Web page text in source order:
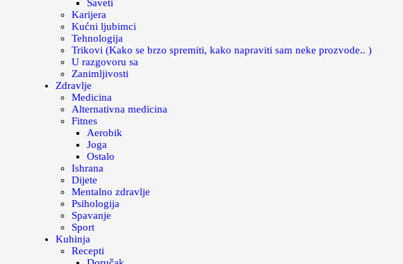
Saveti
Karijera
Kućni ljubimci
Tehnologija
Trikovi (Kako se brzo spremiti, kako napraviti sam neke prozvode.. )
U razgovoru sa
Zanimljivosti
Zdravlje
Medicina
Alternativna medicina
Fitnes
Aerobik
Joga
Ostalo
Ishrana
Dijete
Mentalno zdravlje
Psihologija
Spavanje
Sport
Kuhinja
Recepti